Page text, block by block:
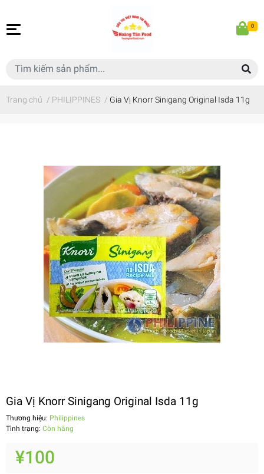
0
Trang chủ / PHILIPPINES / Gia Vị Knorr Sinigang Original Isda 11g
Gia Vị Knorr Sinigang Original Isda 11g
Thương hiệu: Philippines
Tình trạng: Còn hàng
¥100